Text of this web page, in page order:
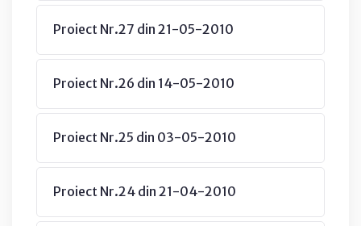
Proiect Nr.27 din 21-05-2010
Proiect Nr.26 din 14-05-2010
Proiect Nr.25 din 03-05-2010
Proiect Nr.24 din 21-04-2010